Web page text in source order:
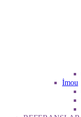
İmou